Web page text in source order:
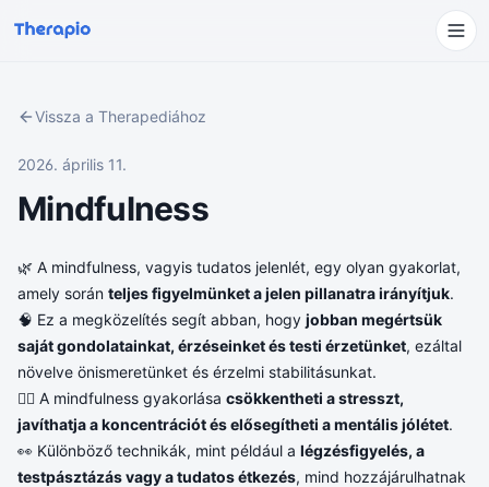
Vissza a Therapediához
2026. április 11.
Mindfulness
🌿 A mindfulness, vagyis tudatos jelenlét, egy olyan gyakorlat,
amely során teljes figyelmünket a jelen pillanatra irányítjuk.
🧠 Ez a megközelítés segít abban, hogy jobban megértsük
saját gondolatainkat, érzéseinket és testi érzetünket, ezáltal
növelve önismeretünket és érzelmi stabilitásunkat.
🧘‍♂️ A mindfulness gyakorlása csökkentheti a stresszt,
javíthatja a koncentrációt és elősegítheti a mentális jólétet.
👀 Különböző technikák, mint például a légzésfigyelés, a
testpásztázás vagy a tudatos étkezés, mind hozzájárulhatnak